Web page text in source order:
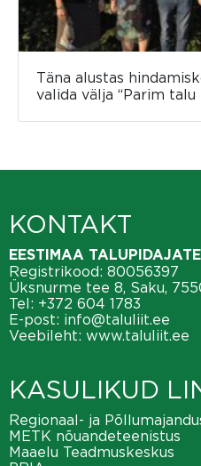
Täna alustas
valida välja “Parim talu
KONTAKT
EESTIMAA
Registrikood: 80056397
Üksnurme tee 8, Saku,
Tel: +372 604 1783
E-post: info@taluliit.ee
Veebileht: www.taluliit.ee
KASULIKUD
Regionaal- ja
METK nõuandeteenistus
Maaelu Teadmuskeskus